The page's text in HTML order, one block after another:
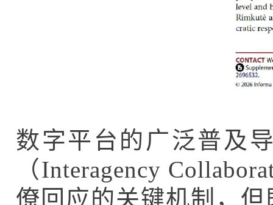
数字平台的广泛普及
（Interagency
僚回应的关键机制，